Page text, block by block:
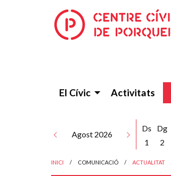
El Cívic Activitats
Agost 2026
Ds
1
Dg
2
INICI COMUNICACIÓ ACTUALITAT